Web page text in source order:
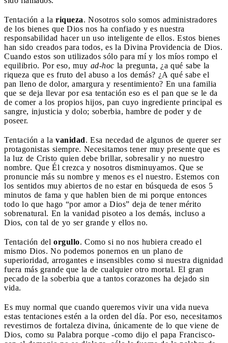
Tentación a la riqueza. Nosotros solo somos administradores
de los bienes que Dios nos ha confiado y es nuestra
responsabilidad hacer un uso inteligente de ellos. Estos bienes
han sido creados para todos, es la Divina Providencia de Dios.
Cuando estos son utilizados sólo para mí y los míos rompo el
equilibrio. Por eso, muy ad-hoc la pregunta, ¿a qué sabe la
riqueza que es fruto del abuso a los demás? ¿A qué sabe el
pan lleno de dolor, amargura y resentimiento? En una familia
que se deja llevar por esa tentación eso es el pan que se le da
de comer a los propios hijos, pan cuyo ingrediente principal es
sangre, injusticia y dolo; soberbia, hambre de poder y de
poseer.
Tentación a la vanidad. Esa necedad de algunos de querer ser
protagonistas siempre. Necesitamos tener muy presente que es
la luz de Cristo quien debe brillar, sobresalir y no nuestro
nombre. Que Él crezca y nosotros disminuyamos. Que se
pronuncie más su nombre y menos es el nuestro. Estemos con
los sentidos muy abiertos de no estar en búsqueda de esos 5
minutos de fama y que hablen bien de mi porque entonces
todo lo que hago “por amor a Dios” deja de tener mérito
sobrenatural. En la vanidad pisoteo a los demás, incluso a
Dios, con tal de yo ser grande y ellos no.
Tentación del orgullo. Como si no nos hubiera creado el
mismo Dios. No podemos ponernos en un plano de
superioridad, arrogantes e insensibles como si nuestra dignidad
fuera más grande que la de cualquier otro mortal. El gran
pecado de la soberbia que a tantos corazones ha dejado sin
vida.
Es muy normal que cuando queremos vivir una vida nueva
estas tentaciones estén a la orden del día. Por eso, necesitamos
revestirnos de fortaleza divina, únicamente de lo que viene de
Dios, como su Palabra porque -como dijo el papa Francisco-